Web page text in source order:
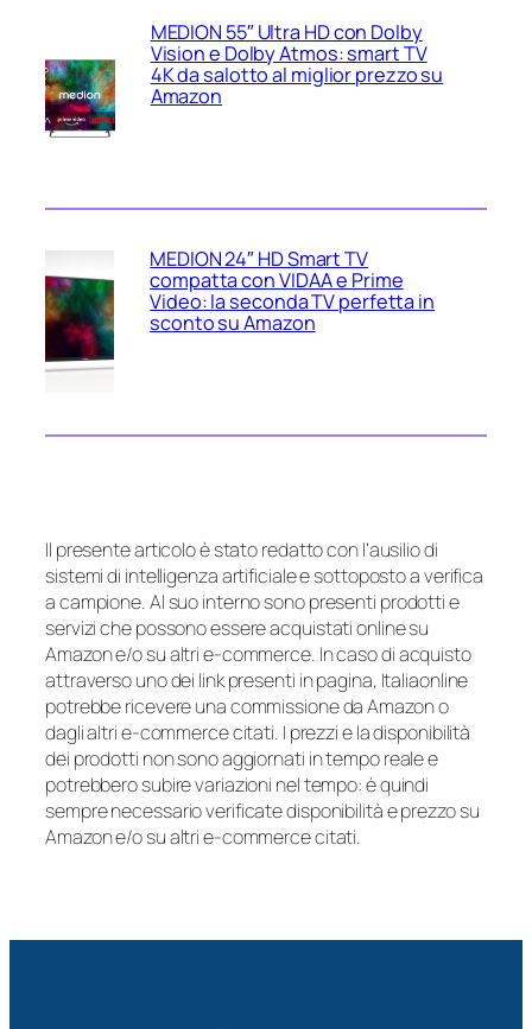
MEDION 55″ Ultra HD con Dolby
Vision e Dolby Atmos: smart TV
4K da salotto al miglior prezzo su
Amazon
MEDION 24″ HD Smart TV
compatta con VIDAA e Prime
Video: la seconda TV perfetta in
sconto su Amazon
Il presente articolo è stato redatto con l’ausilio di
sistemi di intelligenza artificiale e sottoposto a verifica
a campione. Al suo interno sono presenti prodotti e
servizi che possono essere acquistati online su
Amazon e/o su altri e-commerce. In caso di acquisto
attraverso uno dei link presenti in pagina, Italiaonline
potrebbe ricevere una commissione da Amazon o
dagli altri e-commerce citati. I prezzi e la disponibilità
dei prodotti non sono aggiornati in tempo reale e
potrebbero subire variazioni nel tempo: è quindi
sempre necessario verificate disponibilità e prezzo su
Amazon e/o su altri e-commerce citati.